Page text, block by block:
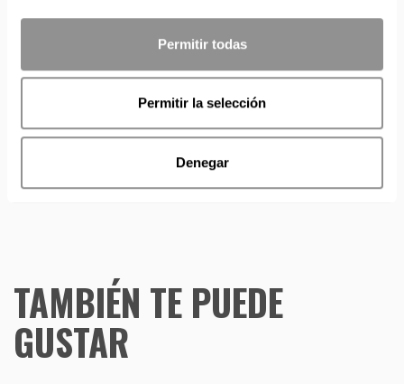
Permitir todas
Permitir la selección
Denegar
Si adquieres productos con distinto plazo de entrega, el
pedido se envía cuando está completo.
partir de la fecha indicada en cada producto según fábrica.
IMPORTANTE PERSONALIZACIONES: EL taller de
reanudan las personalizaciones por orden de compra a
TAMBIÉN TE PUEDE
GUSTAR